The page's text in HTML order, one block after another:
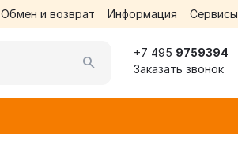
Обмен и возврат Информация Сервисы
+7 495 9759394
Заказать звонок